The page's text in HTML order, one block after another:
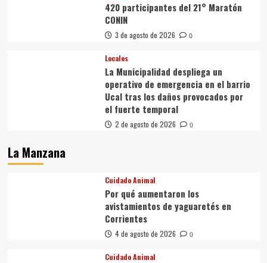
420 participantes del 21° Maratón
CONIN
3 de agosto de 2026 0
Locales
La Municipalidad despliega un
operativo de emergencia en el barrio
Ucal tras los daños provocados por
el fuerte temporal
2 de agosto de 2026 0
La Manzana
Cuidado Animal
Por qué aumentaron los
avistamientos de yaguaretés en
Corrientes
4 de agosto de 2026 0
Cuidado Animal